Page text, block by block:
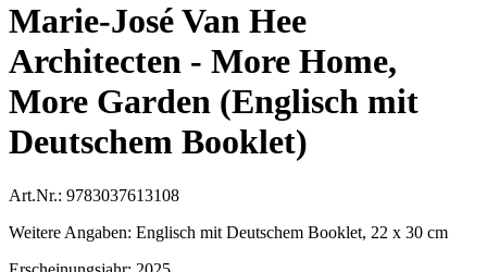
Marie-José Van Hee
Architecten - More Home,
More Garden (Englisch mit
Deutschem Booklet)
Art.Nr.: 9783037613108
Weitere Angaben: Englisch mit Deutschem Booklet, 22 x 30 cm